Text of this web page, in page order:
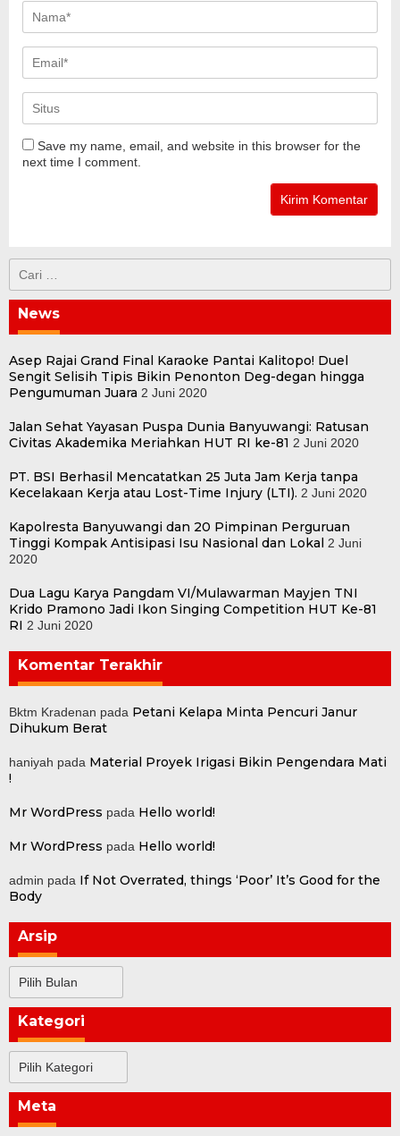
Save my name, email, and website in this browser for the
next time I comment.
untuk:
News
Asep Rajai Grand Final Karaoke Pantai Kalitopo! Duel
Sengit Selisih Tipis Bikin Penonton Deg-degan hingga
Pengumuman Juara 2 Juni 2020
Jalan Sehat Yayasan Puspa Dunia Banyuwangi: Ratusan
Civitas Akademika Meriahkan HUT RI ke-81 2 Juni 2020
PT. BSI Berhasil Mencatatkan 25 Juta Jam Kerja tanpa
Kecelakaan Kerja atau Lost-Time Injury (LTI). 2 Juni 2020
Kapolresta Banyuwangi dan 20 Pimpinan Perguruan
Tinggi Kompak Antisipasi Isu Nasional dan Lokal 2 Juni
2020
Dua Lagu Karya Pangdam VI/Mulawarman Mayjen TNI
Krido Pramono Jadi Ikon Singing Competition HUT Ke-81
RI 2 Juni 2020
Komentar Terakhir
Bktm Kradenan pada Petani Kelapa Minta Pencuri Janur
Dihukum Berat
haniyah pada Material Proyek Irigasi Bikin Pengendara Mati
!
Mr WordPress pada Hello world!
Mr WordPress pada Hello world!
admin pada If Not Overrated, things ‘Poor’ It’s Good for the
Body
Arsip
Kategori
Meta